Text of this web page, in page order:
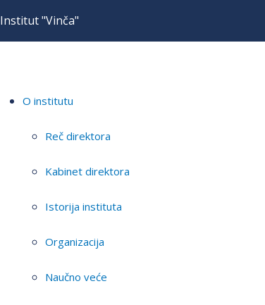
Institut "Vinča"
O institutu
Reč direktora
Kabinet direktora
Istorija instituta
Organizacija
Naučno veće